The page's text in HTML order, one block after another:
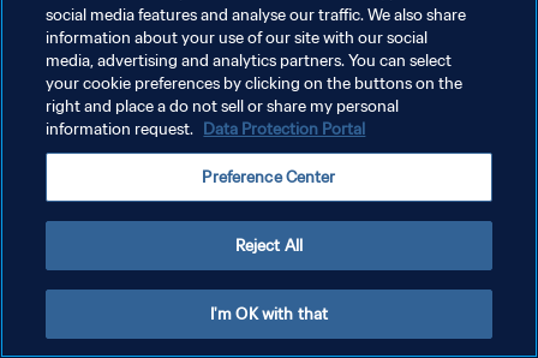
POLÍTICA DE PRIVACIDAD
TÉRMINOS DE SERVICIO
AJUSTAR LA CONFIGURACIÓN DE LAS COOKIES
Copyright © 1994 - 2026 FIFA. Todos los derechos reservados.
social media features and analyse our traffic. We also share
information about your use of our site with our social
media, advertising and analytics partners. You can select
your cookie preferences by clicking on the buttons on the
right and place a do not sell or share my personal
information request. Data Protection Portal
Preference Center
Reject All
I'm OK with that